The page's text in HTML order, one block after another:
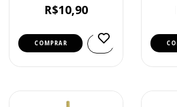
R$10,90